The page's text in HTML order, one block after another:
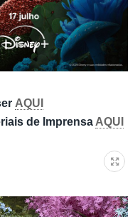
AQUI
de Imprensa AQUI